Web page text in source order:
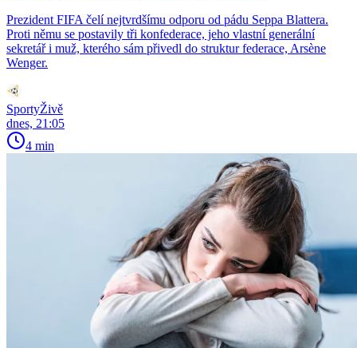
Prezident FIFA čelí nejtvrdšímu odporu od pádu Seppa Blattera.
Proti němu se postavily tři konfederace, jeho vlastní generální
sekretář i muž, kterého sám přivedl do struktur federace, Arsène
Wenger.
SportyŽivě
dnes, 21:05
4 min